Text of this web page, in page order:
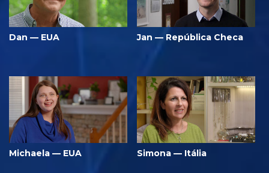
Dan — EUA Jan — República Checa
Michaela — EUA Simona — Itália